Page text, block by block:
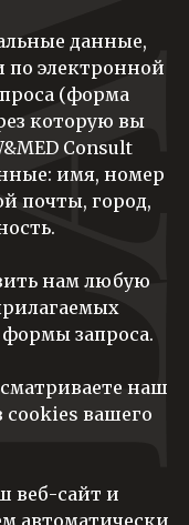
данные,
по электронной
(форма
которую вы
Consult
имя, номер
почты, город,
нам любую
запроса.
наш
вашего
веб-сайт и
автоматически